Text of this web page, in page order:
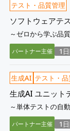
テスト・品質管理
ソフトウェアテ
～ゼロから学ぶ品
パートナー主催 1
生成AI テスト・
生成AI ユニット
～単体テストの自
パートナー主催 1